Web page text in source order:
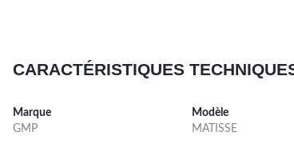
CARACTÉRISTIQUES
Marque
GMP
Modèle
MATISSE